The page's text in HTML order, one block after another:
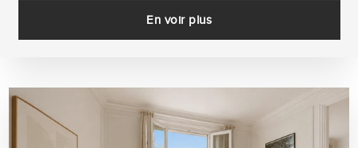
En voir plus